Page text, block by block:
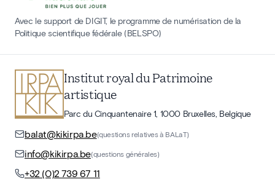
Avec le support de DIGIT, le programme de numérisation de la
Politique scientifique fédérale (BELSPO)
Institut royal du Patrimoine
artistique
Parc du Cinquantenaire 1, 1000 Bruxelles, Belgique
balat@kikirpa.be(questions relatives à BALaT)
info@kikirpa.be(questions générales)
+32 (0)2 739 67 11